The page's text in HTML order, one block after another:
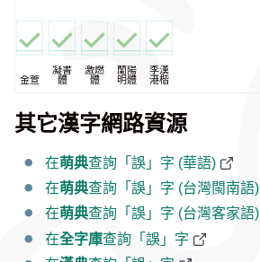
金萱
凝書
體
激燃
體
蘭陽
明體
李漢
港楷
其它漢字網路資源
在萌典查詢「誤」字 (華語)
在萌典查詢「誤」字 (台灣閩南語)
在萌典查詢「誤」字 (台灣客家語)
在全字庫查詢「誤」字